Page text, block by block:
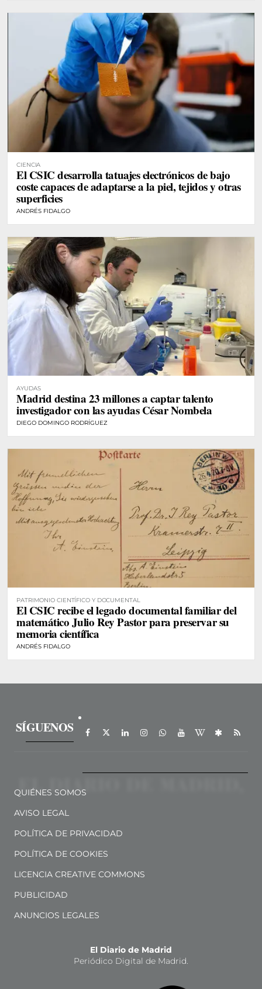
CIENCIA
El CSIC desarrolla tatuajes electrónicos de bajo
coste capaces de adaptarse a la piel, tejidos y otras
superficies
ANDRÉS FIDALGO
AYUDAS
Madrid destina 23 millones a captar talento
investigador con las ayudas César Nombela
DIEGO DOMINGO RODRÍGUEZ
PATRIMONIO CIENTÍFICO Y DOCUMENTAL
El CSIC recibe el legado documental familiar del
matemático Julio Rey Pastor para preservar su
memoria científica
ANDRÉS FIDALGO
SÍGUENOS
QUIÉNES SOMOS
AVISO LEGAL
POLÍTICA DE PRIVACIDAD
POLÍTICA DE COOKIES
LICENCIA CREATIVE COMMONS
PUBLICIDAD
ANUNCIOS LEGALES
El Diario de Madrid
Periódico Digital de Madrid.